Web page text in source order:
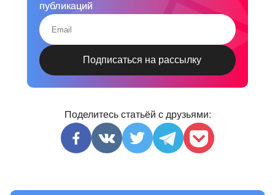
публикаций
Поделитесь статьёй с друзьями: